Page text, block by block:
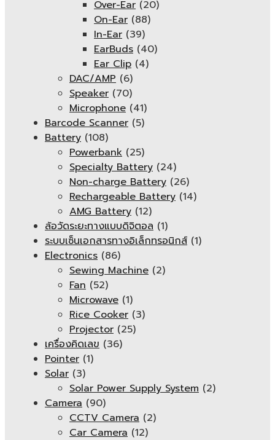
Over-Ear (20)
On-Ear (88)
In-Ear (39)
EarBuds (40)
Ear Clip (4)
DAC/AMP (6)
Speaker (70)
Microphone (41)
Barcode Scanner (5)
Battery (108)
Powerbank (25)
Specialty Battery (24)
Non-charge Battery (26)
Rechargeable Battery (14)
AMG Battery (12)
ล้อวัดระยะทางแบบดิจิตอล (1)
ระบบเซ็นเอกสารทางอิเล็กทรอนิกส์ (1)
Electronics (86)
Sewing Machine (2)
Fan (52)
Microwave (1)
Rice Cooker (3)
Projector (25)
เครื่องคิดเลข (36)
Pointer (1)
Solar (3)
Solar Power Supply System (2)
Camera (90)
CCTV Camera (2)
Car Camera (12)